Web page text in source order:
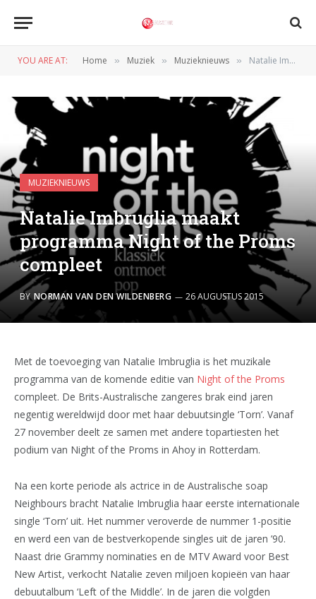
YOU ARE AT: Home » Muziek » Muzieknieuws » Natalie Imbruglia maakt programma Night of the Proms compleet
MUZIEKNIEUWS
Natalie Imbruglia maakt
programma Night of the Proms
compleet
BY NORMAN VAN DEN WILDENBERG 26 AUGUSTUS 2015
Met de toevoeging van Natalie Imbruglia is het muzikale
programma van de komende editie van Night of the Proms
compleet. De Brits-Australische zangeres brak eind jaren
negentig wereldwijd door met haar debuutsingle ‘Torn’. Vanaf
27 november deelt ze samen met andere topartiesten het
podium van Night of the Proms in Ahoy in Rotterdam.
Na een korte periode als actrice in de Australische soap
Neighbours bracht Natalie Imbruglia haar eerste internationale
single ‘Torn’ uit. Het nummer veroverde de nummer 1-positie
en werd een van de bestverkopende singles uit de jaren ’90.
Naast drie Grammy nominaties en de MTV Award voor Best
New Artist, verkocht Natalie zeven miljoen kopieën van haar
debuutalbum ‘Left of the Middle’. In de jaren die volgden